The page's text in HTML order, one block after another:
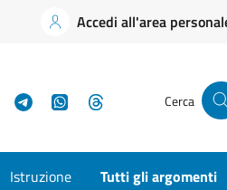
Accedi all'area
LinkedInTelegramWhatsApp Cerca
Istruzione Tutti gli argomenti